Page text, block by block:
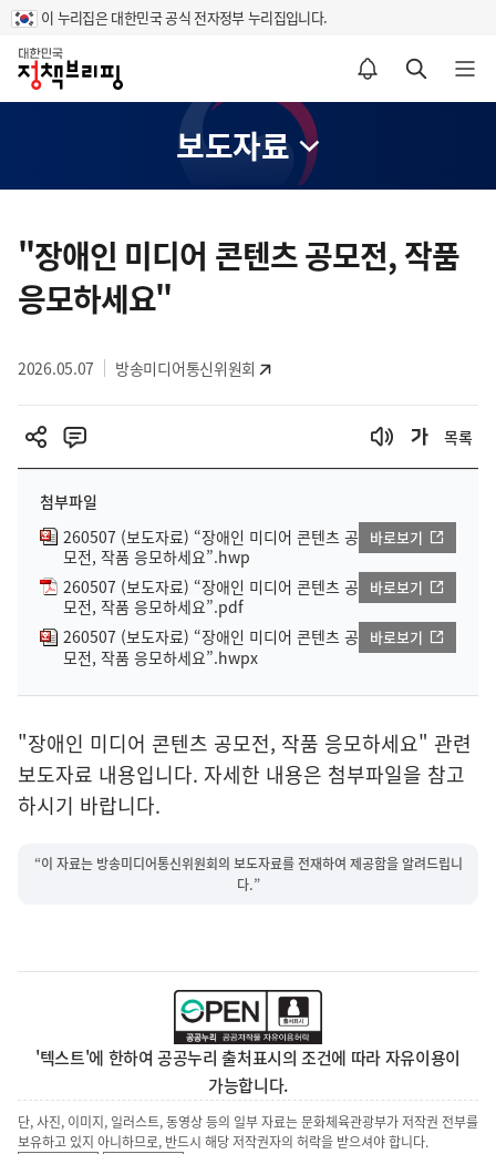
이 누리집은 대한민국 공식 전자정부 누리집입니다.
홈
알림설정 바로가기 검색 바로가기 메뉴 열기
보도자료
텐
영
"장애인 미디어 콘텐츠 공모전, 작품
응모하세요"
2026.05.07 방송미디어통신위원회
목록
첨부파일
260507 (보도자료) “장애인 미디어 콘텐츠 공
모전, 작품 응모하세요”.hwp
바로보기
260507 (보도자료) “장애인 미디어 콘텐츠 공
모전, 작품 응모하세요”.pdf
바로보기
260507 (보도자료) “장애인 미디어 콘텐츠 공
모전, 작품 응모하세요”.hwpx
바로보기
"장애인 미디어 콘텐츠 공모전, 작품 응모하세요" 관련
보도자료 내용입니다. 자세한 내용은 첨부파일을 참고
하시기 바랍니다.
“이 자료는 방송미디어통신위원회의 보도자료를 전재하여 제공함을 알려드립니
다.”
'텍스트'에 한하여 공공누리 출처표시의 조건에 따라 자유이용이
가능합니다.
단, 사진, 이미지, 일러스트, 동영상 등의 일부 자료는 문화체육관광부가 저작권 전부를
보유하고 있지 아니하므로, 반드시 해당 저작권자의 허락을 받으셔야 합니다.